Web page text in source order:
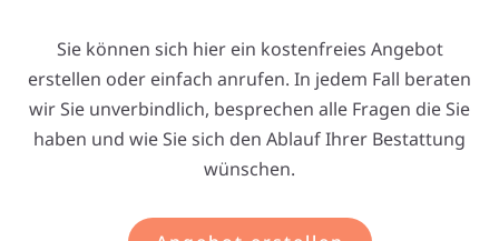
Sie können sich hier ein kostenfreies Angebot
erstellen oder einfach anrufen. In jedem Fall beraten
wir Sie unverbindlich, besprechen alle Fragen die Sie
haben und wie Sie sich den Ablauf Ihrer Bestattung
wünschen.